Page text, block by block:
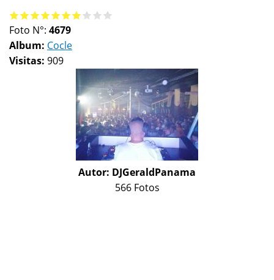
Foto N°: 4679
Album: Cocle
Visitas: 909
Autor: DJGeraldPanama
566 Fotos